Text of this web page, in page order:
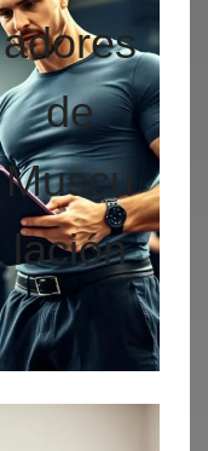
adores
de
Muscu
lación